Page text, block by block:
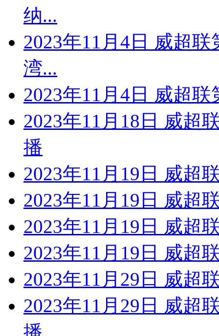
纳...
2023年11月4日 威超
湾...
2023年11月4日 威超
2023年11月18日 威超
播
2023年11月19日 威超
2023年11月19日 威超
2023年11月19日 威超
2023年11月19日 威超
2023年11月29日 威超
2023年11月29日 威超
播